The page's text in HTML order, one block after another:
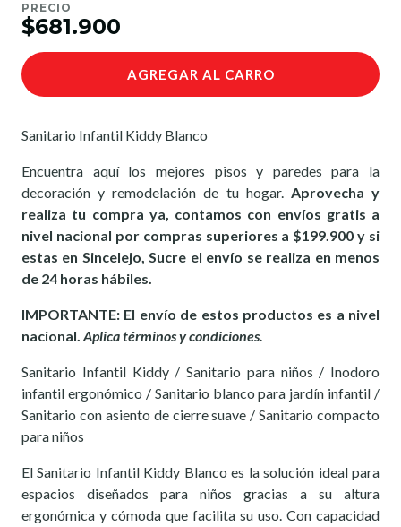
PRECIO
$681.900
AGREGAR AL CARRO
Sanitario Infantil Kiddy Blanco
Encuentra aquí los mejores pisos y paredes para la
decoración y remodelación de tu hogar. Aprovecha y
realiza tu compra ya, contamos con envíos gratis a
nivel nacional por compras superiores a $199.900 y si
estas en Sincelejo, Sucre el envío se realiza en menos
de 24 horas hábiles.
IMPORTANTE: El envío de estos productos es a nivel
nacional. Aplica términos y condiciones.
Sanitario Infantil Kiddy / Sanitario para niños / Inodoro
infantil ergonómico / Sanitario blanco para jardín infantil /
Sanitario con asiento de cierre suave / Sanitario compacto
para niños
El Sanitario Infantil Kiddy Blanco es la solución ideal para
espacios diseñados para niños gracias a su altura
ergonómica y cómoda que facilita su uso. Con capacidad